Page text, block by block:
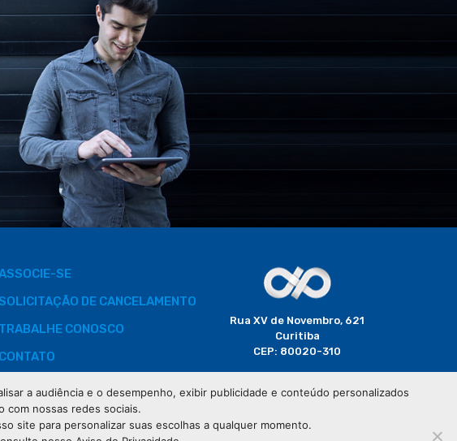
SE
DE CANCELAMENTO
TRABALHE CONOSCO
CONTATO
JUDICIAIS
Rua XV de Novembro, 621
Curitiba
CEP: 80020-310
(41) 3320-2929
a audiência e o desempenho, exibir publicidade e conteúdo personalizados
com nossas redes sociais.
site para personalizar suas escolhas a qualquer momento.